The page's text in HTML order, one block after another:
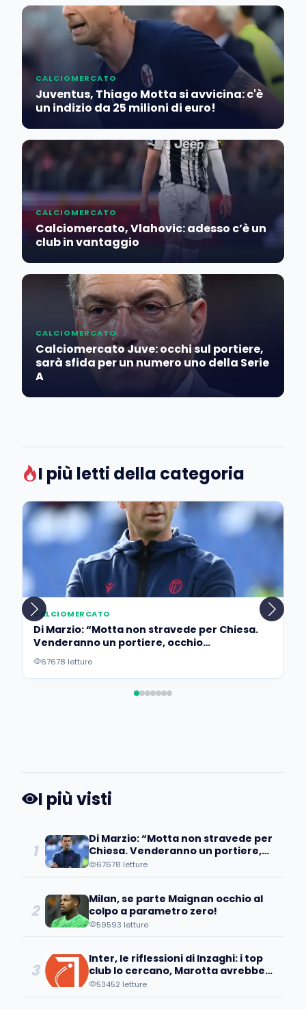
CALCIOMERCATO
Juventus, Thiago Motta si avvicina: c'è
un indizio da 25 milioni di euro!
CALCIOMERCATO
Calciomercato, Vlahovic: adesso c’è un
club in vantaggio
CALCIOMERCATO
Calciomercato Juve: occhi sul portiere,
sarà sfida per un numero uno della Serie
A
I più letti della categoria
CALCIOMERCATO
Di Marzio: “Motta non stravede per Chiesa.
Venderanno un portiere, occhio
all’operazione…”
67678 letture
I più visti
1
Di Marzio: “Motta non stravede per
Chiesa. Venderanno un portiere,
occhio all’operazione…”
67678 letture
2
Milan, se parte Maignan occhio al
colpo a parametro zero!
59593 letture
3
Inter, le riflessioni di Inzaghi: i top
club lo cercano, Marotta avrebbe
già individuato...
53452 letture